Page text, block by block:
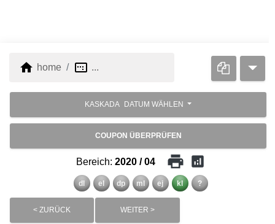
home home image_aspect_ratio ...
KASKADA DATUM WÄHLEN
COUPON ÜBERPRÜFEN
Bereich: 2020 / 04 print analytics
dl el dp ml ej kl ?
< ZURÜCK WEITER >